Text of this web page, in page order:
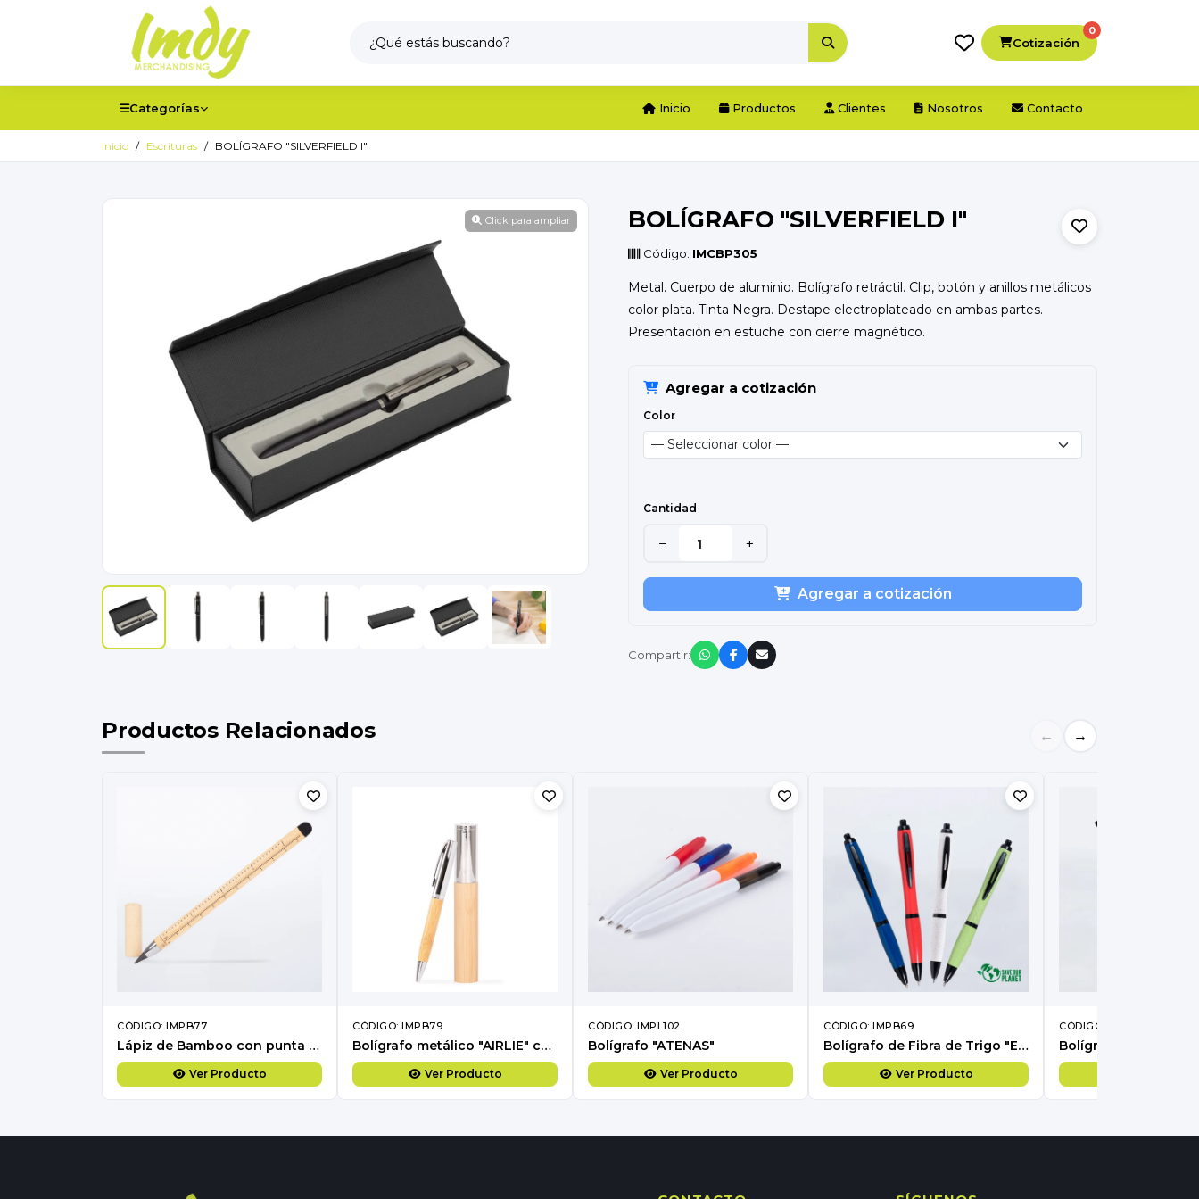
Cotización
0
Categorías Inicio Productos Clientes Nosotros Contacto
Inicio Escrituras BOLÍGRAFO "SILVERFIELD I"
Click para ampliar BOLÍGRAFO "SILVERFIELD I"
Código: IMCBP305
Metal. Cuerpo de aluminio. Bolígrafo retráctil. Clip, botón y anillos metálicos
color plata. Tinta Negra. Destape electroplateado en ambas partes.
Presentación en estuche con cierre magnético.
Agregar a cotización
Color
Cantidad
− +
Agregar a cotización
Compartir:
Productos Relacionados ← →
CÓDIGO: IMPB77
Lápiz de Bamboo con punta Tungsteno, Puntero Touch-Screen y regla de medir
Ver Producto
CÓDIGO: IMPB79
Bolígrafo metálico "AIRLIE" con grip de bamboo y estuche.
Ver Producto
CÓDIGO: IMPL102
Bolígrafo "ATENAS"
Ver Producto
CÓDIGO: IMPB69
Bolígrafo de Fibra de Trigo "ELEMENT 2" con tinta azul
Ver Producto
CÓDIGO: IMPB68